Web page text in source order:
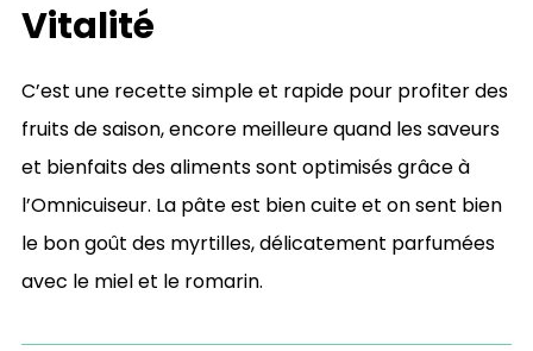
Vitalité
C’est une recette simple et rapide pour profiter des
fruits de saison, encore meilleure quand les saveurs
et bienfaits des aliments sont optimisés grâce à
l’Omnicuiseur. La pâte est bien cuite et on sent bien
le bon goût des myrtilles, délicatement parfumées
avec le miel et le romarin.